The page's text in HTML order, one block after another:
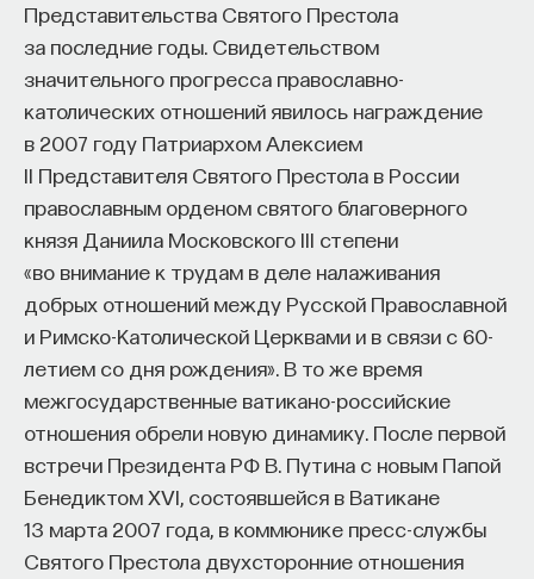
Представительства Святого Престола
за последние годы. Свидетельством
значительного прогресса православно-
католических отношений явилось награждение
в 2007 году Патриархом Алексием
II Представителя Святого Престола в России
православным орденом святого благоверного
князя Даниила Московского III степени
«во внимание к трудам в деле налаживания
добрых отношений между Русской Православной
и Римско-Католической Церквами и в связи с 60-
летием со дня рождения». В то же время
межгосударственные ватикано-российские
отношения обрели новую динамику. После первой
встречи Президента РФ В. Путина с новым Папой
Бенедиктом XVI, состоявшейся в Ватикане
13 марта 2007 года, в коммюнике пресс-службы
Святого Престола двухсторонние отношения